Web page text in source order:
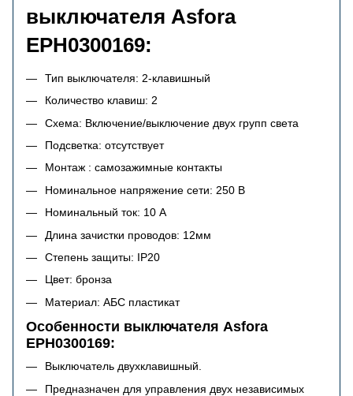
выключателя Asfora
EPH0300169:
Тип выключателя: 2-клавишный
Количество клавиш: 2
Схема: Включение/выключение двух групп света
Подсветка: отсутствует
Монтаж : самозажимные контакты
Номинальное напряжение сети: 250 В
Номинальный ток: 10 А
Длина зачистки проводов: 12мм
Степень защиты: IP20
Цвет: бронза
Материал: АБС пластикат
Особенности выключателя Asfora
EPH0300169:
Выключатель двухклавишный.
Предназначен для управления двух независимых